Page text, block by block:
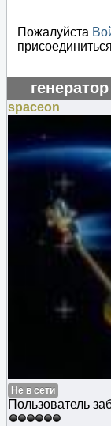
Пожалуйста
spaceon
Не в сети
Пользователь